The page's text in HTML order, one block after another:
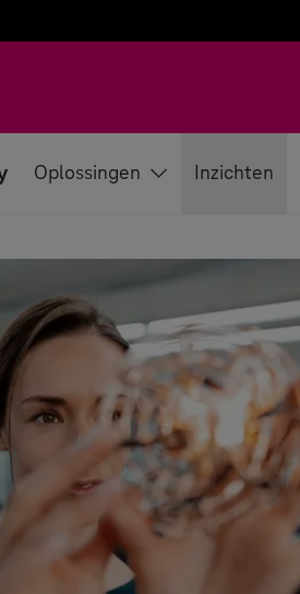
Oplossingen Inzichten